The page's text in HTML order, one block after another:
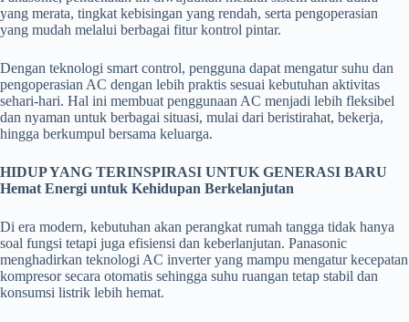
yang merata, tingkat kebisingan yang rendah, serta pengoperasian
yang mudah melalui berbagai fitur kontrol pintar.
Dengan teknologi smart control, pengguna dapat mengatur suhu dan
pengoperasian AC dengan lebih praktis sesuai kebutuhan aktivitas
sehari-hari. Hal ini membuat penggunaan AC menjadi lebih fleksibel
dan nyaman untuk berbagai situasi, mulai dari beristirahat, bekerja,
hingga berkumpul bersama keluarga.
HIDUP YANG TERINSPIRASI UNTUK GENERASI BARU
Hemat Energi untuk Kehidupan Berkelanjutan
Di era modern, kebutuhan akan perangkat rumah tangga tidak hanya
soal fungsi tetapi juga efisiensi dan keberlanjutan. Panasonic
menghadirkan teknologi AC inverter yang mampu mengatur kecepatan
kompresor secara otomatis sehingga suhu ruangan tetap stabil dan
konsumsi listrik lebih hemat.